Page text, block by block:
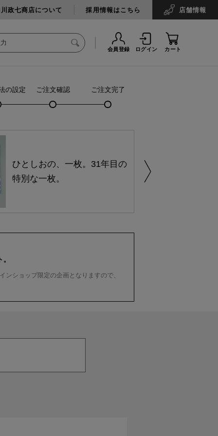
政七商店について 採用情報はこちら 店舗情報
会員登録 ログイン カート
の設定 ご注文確認 ご注文完了
ひとしおの、一枚。31年目の
特別な一枚。
ショップ限定の企画となりますので、